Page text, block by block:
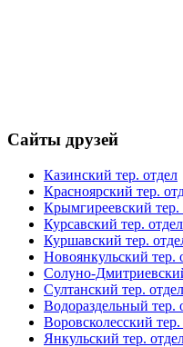
Сайты друзей
Казинский тер. отдел
Красноярский тер.
Крымгиреевский тер.
Курсавский тер. отдел
Куршавский тер.
Новоянкульский тер.
Солуно-
Султанский тер. отдел
Водораздельный тер.
Воровсколесский тер.
Янкульский тер.